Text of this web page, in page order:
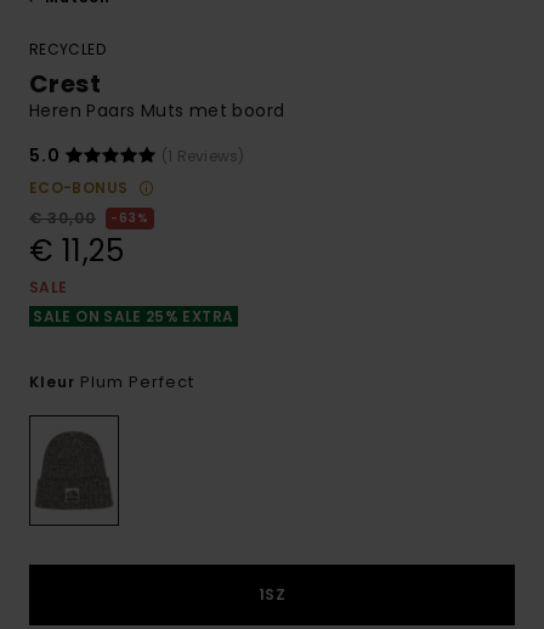
RECYCLED
Crest
Heren Paars Muts met boord
5.0
(1 Reviews)
ECO-BONUS
€ 30,00
63%
€ 11,25
SALE
SALE ON SALE 25% EXTRA
Kleur Plum Perfect
1SZ